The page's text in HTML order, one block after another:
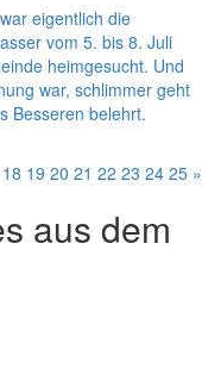
eigentlich die
vom 5. bis 8. Juli
heimgesucht. Und
war, schlimmer geht
Besseren belehrt.
18 19 20 21 22 23 24 25 »
aus dem